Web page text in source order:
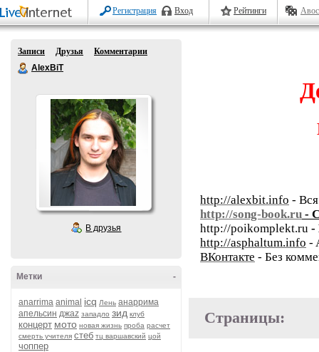
Регистрация Вход Рейтинги
Записи Друзья
Комментарии
AlexBiT
В друзья
-
Метки
anarrima animal icq Лень анаррима
апельсин джаz западло зид клуб
концерт мото новая жизнь проба расчет
смерть учителя стеб тц варшавский цой
чоппер
http://alexbit.info -
http://song-book.ru -
http://poikomplekt.ru -
http://asphaltum.info -
ВКонтакте - Без
Страницы: